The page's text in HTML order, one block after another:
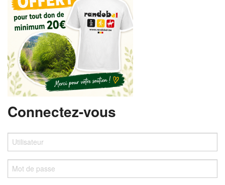
SE CONNECTER
INSCRIPTION GRATUITE
MOT DE PASSE OUBLIÉ
Connectez-vous